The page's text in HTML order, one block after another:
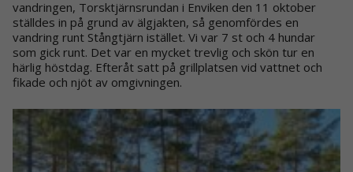
vandringen, Torsktjärnsrundan i Enviken den 11 oktober
ställdes in på grund av älgjakten, så genomfördes en
vandring runt Stångtjärn istället. Vi var 7 st och 4 hundar
som gick runt. Det var en mycket trevlig och skön tur en
härlig höstdag. Efteråt satt på grillplatsen vid vattnet och
fikade och njöt av omgivningen.